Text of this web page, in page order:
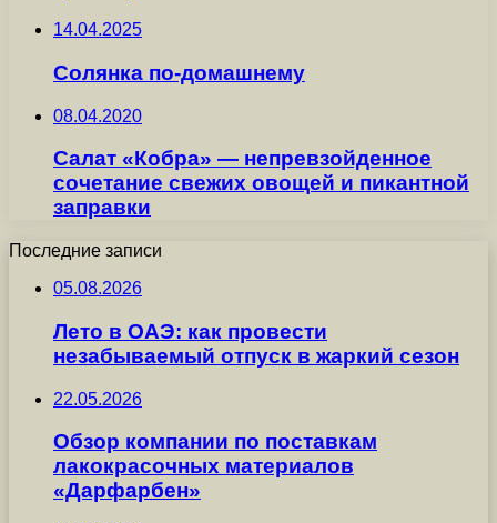
14.04.2025
Солянка по-домашнему
08.04.2020
Салат «Кобра» — непревзойденное
сочетание свежих овощей и пикантной
заправки
Последние записи
05.08.2026
Лето в ОАЭ: как провести
незабываемый отпуск в жаркий сезон
22.05.2026
Обзор компании по поставкам
лакокрасочных материалов
«Дарфарбен»